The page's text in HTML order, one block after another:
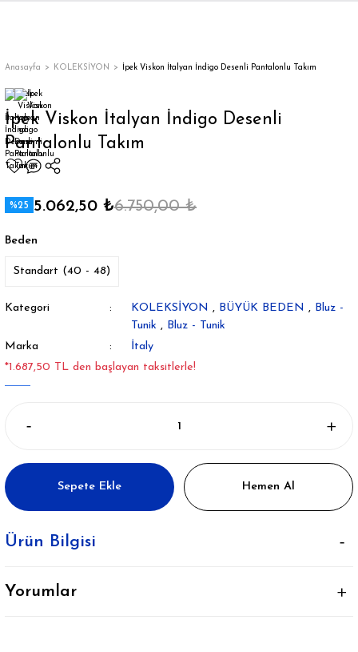
Trençkot
Trençkot
Anasayfa KOLEKSİYON İpek Viskon İtalyan İndigo Desenli Pantalonlu Takım
İpek Viskon İtalyan İndigo Desenli
Pantalonlu Takım
%25 5.062,50 ₺6.750,00 ₺
Beden
Standart (40 - 48)
Kategori KOLEKSİYON , BÜYÜK BEDEN , Bluz -
Tunik , Bluz - Tunik
Marka
İtaly
*1.687,50 TL den başlayan taksitlerle!
Sepete Ekle Hemen Al
Ürün Bilgisi
Yorumlar